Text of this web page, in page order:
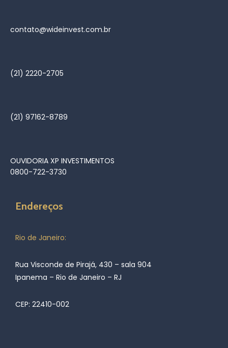
contato@wideinvest.com.br
(21) 2220-2705
(21) 97162-8789
OUVIDORIA XP INVESTIMENTOS
0800-722-3730
Endereços
Rio de Janeiro:
Rua Visconde de Pirajá, 430 – sala 904
Ipanema – Rio de Janeiro – RJ
CEP: 22410-002